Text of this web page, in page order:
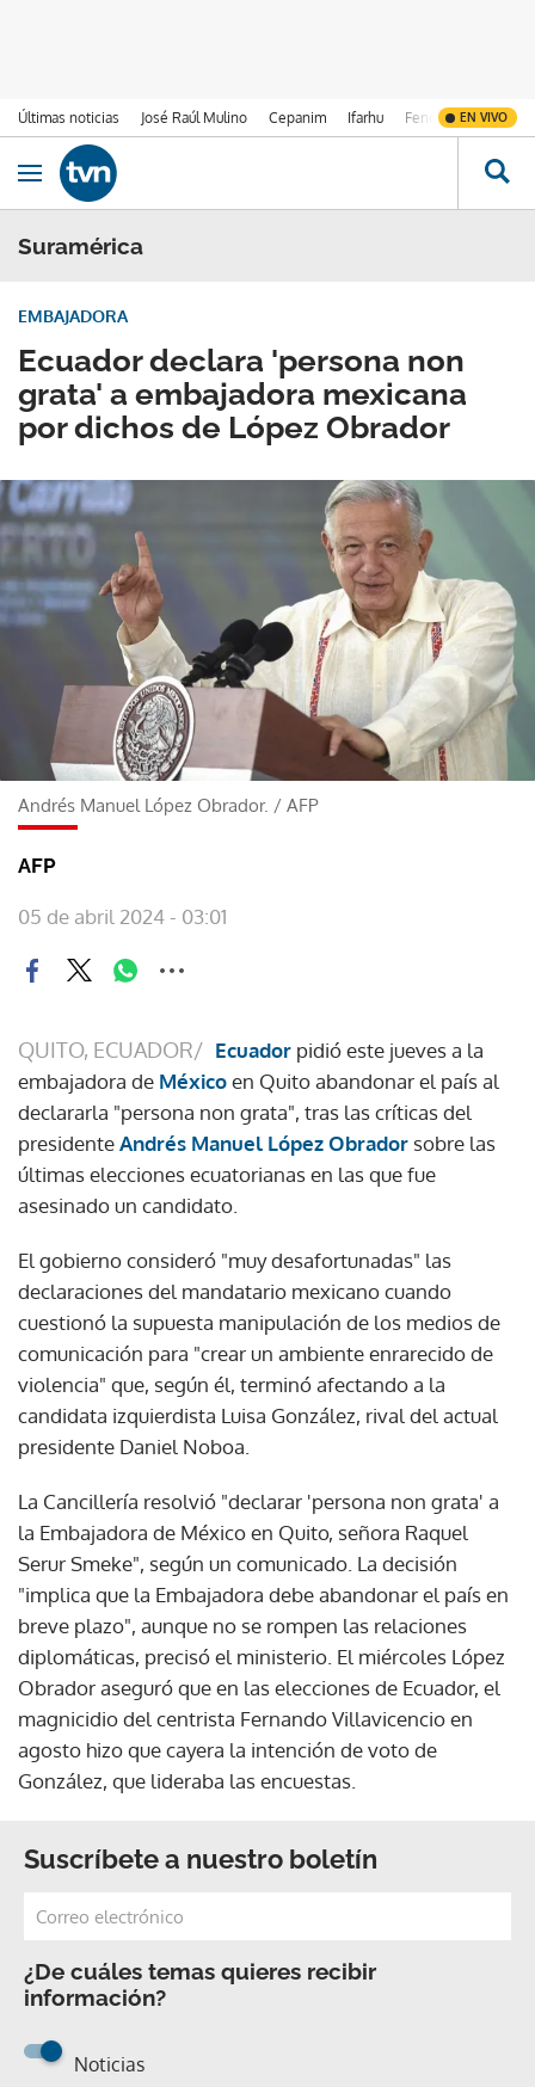
Últimas noticias José Raúl Mulino Cepanim Ifarhu Fenómeno de El
EN VIVO
Ir al contenido
Obrir navegació
Suramérica
Ecuador declara 'persona non
grata' a embajadora mexicana
por dichos de López Obrador
EMBAJADORA
Andrés Manuel López Obrador. / AFP
AFP
05 de abril 2024 - 03:01
QUITO, ECUADOR/ Ecuador pidió este jueves a la
embajadora de Méxicoen Quito abandonar el país al
declararla "persona non grata", tras las críticas del
presidenteAndrés Manuel López Obrador sobre las
últimas elecciones ecuatorianas en las que fue
asesinado un candidato.
El gobierno consideró "muy desafortunadas" las
declaraciones del mandatario mexicano cuando
cuestionó la supuesta manipulación de los medios de
comunicación para "crear un ambiente enrarecido de
violencia" que, según él, terminó afectando a la
candidata izquierdista Luisa González, rival del actual
presidente Daniel Noboa.
La Cancillería resolvió "declarar 'persona non grata' a
la Embajadora de México en Quito, señora Raquel
Serur Smeke", según un comunicado. La decisión
"implica que la Embajadora debe abandonar el país en
breve plazo", aunque no se rompen las relaciones
diplomáticas, precisó el ministerio. El miércoles López
Obrador aseguró que en las elecciones de Ecuador, el
magnicidio del centrista Fernando Villavicencio en
agosto hizo que cayera la intención de voto de
González, que lideraba las encuestas.
Suscríbete a nuestro boletín
¿De cuáles temas quieres recibir
información?
Noticias